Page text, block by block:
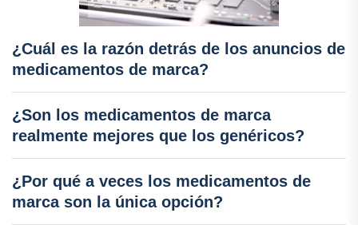
¿Cuál es la razón detrás de los anuncios de
medicamentos de marca?
¿Son los medicamentos de marca
realmente mejores que los genéricos?
¿Por qué a veces los medicamentos de
marca son la única opción?